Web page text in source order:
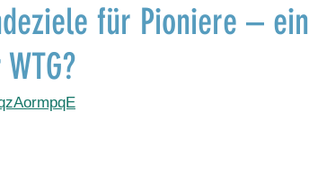
für Pioniere –